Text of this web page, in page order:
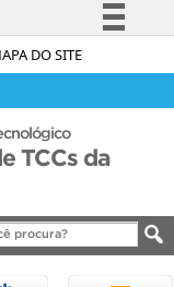
DO SITE
à informação
Canais
TCCs da